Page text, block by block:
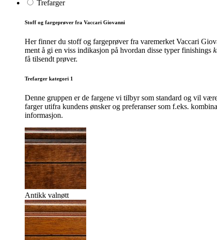
Trefarger
Stoff og fargeprøver fra Vaccari Giovanni
Her finner du stoff og fargeprøver fra varemerket Vaccari
ment å gi en viss indikasjon på hvordan disse typer finishings
få tilsendt prøver.
Trefarger kategori 1
Denne gruppen er de fargene vi tilbyr som standard og vil
farger utifra kundens ønsker og preferanser som f.eks.
informasjon.
Antikk valnøtt